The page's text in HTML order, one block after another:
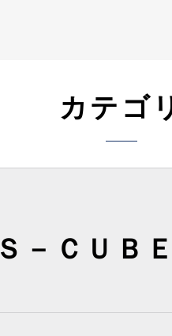
カテゴ
Ｓ－ＣＵＢ